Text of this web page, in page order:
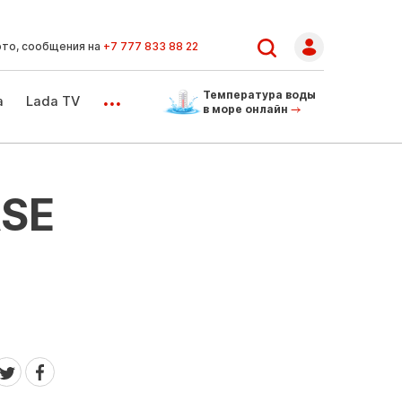
сообщения на +7 777 833 88 22
Lada TV ...
Температура воды
в море онлайн